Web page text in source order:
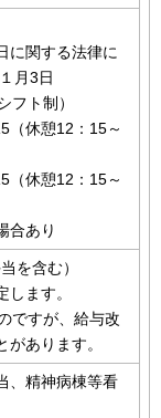
に関する法律に
月3日
フト制）
憩12：15～
憩12：15～
あり
を含む）
ます。
ですが、給与改
あります。
、精神病棟等看